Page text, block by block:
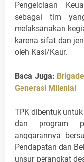
Pengelolaan
sebagai tim
melaksanakan
karena sifat dan
oleh Kasi/Kaur.
Baca Juga:
Generasi Milenial
TPK dibentuk
dan program
anggarannya
Pendapatan dan
unsur perangkat